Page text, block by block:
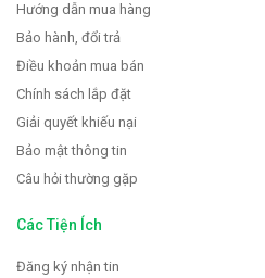
Hướng dẫn mua hàng
Bảo hành, đổi trả
Điều khoản mua bán
Chính sách lắp đặt
Giải quyết khiếu nại
Bảo mật thông tin
Câu hỏi thường gặp
Các Tiện Ích
Đăng ký nhận tin